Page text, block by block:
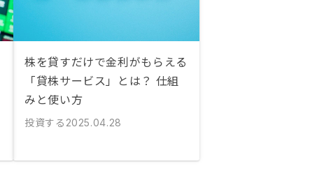
株を貸すだけで金利がもらえる
「貸株サービス」とは？ 仕組
みと使い方
投資する 2025.04.28